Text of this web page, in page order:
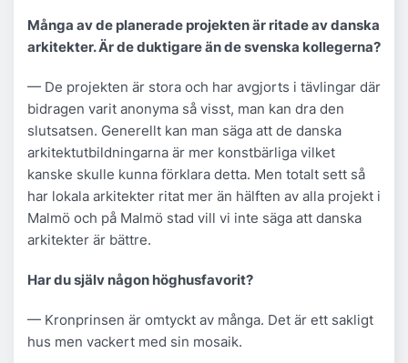
Många av de planerade projekten är ritade av danska
arkitekter. Är de duktigare än de svenska kollegerna?
— De projekten är stora och har avgjorts i tävlingar där
bidragen varit anonyma så visst, man kan dra den
slutsatsen. Generellt kan man säga att de danska
arkitektutbildningarna är mer konstbärliga vilket
kanske skulle kunna förklara detta. Men totalt sett så
har lokala arkitekter ritat mer än hälften av alla projekt i
Malmö och på Malmö stad vill vi inte säga att danska
arkitekter är bättre.
Har du själv någon höghusfavorit?
— Kronprinsen är omtyckt av många. Det är ett sakligt
hus men vackert med sin mosaik.